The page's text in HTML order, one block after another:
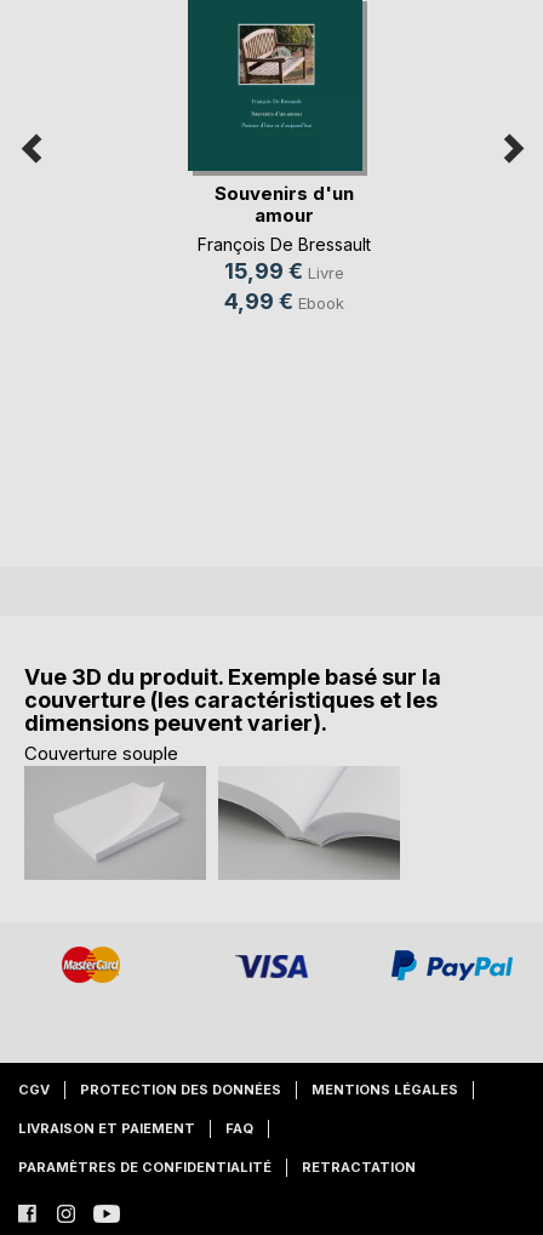
Souvenirs d'un
amour
François De Bressault
15,99 € Livre
4,99 € Ebook
Vue 3D du produit. Exemple basé sur la
couverture (les caractéristiques et les
dimensions peuvent varier).
Couverture souple
CGV PROTECTION DES DONNÉES MENTIONS LÉGALES
LIVRAISON ET PAIEMENT FAQ
PARAMÈTRES DE CONFIDENTIALITÉ RETRACTATION